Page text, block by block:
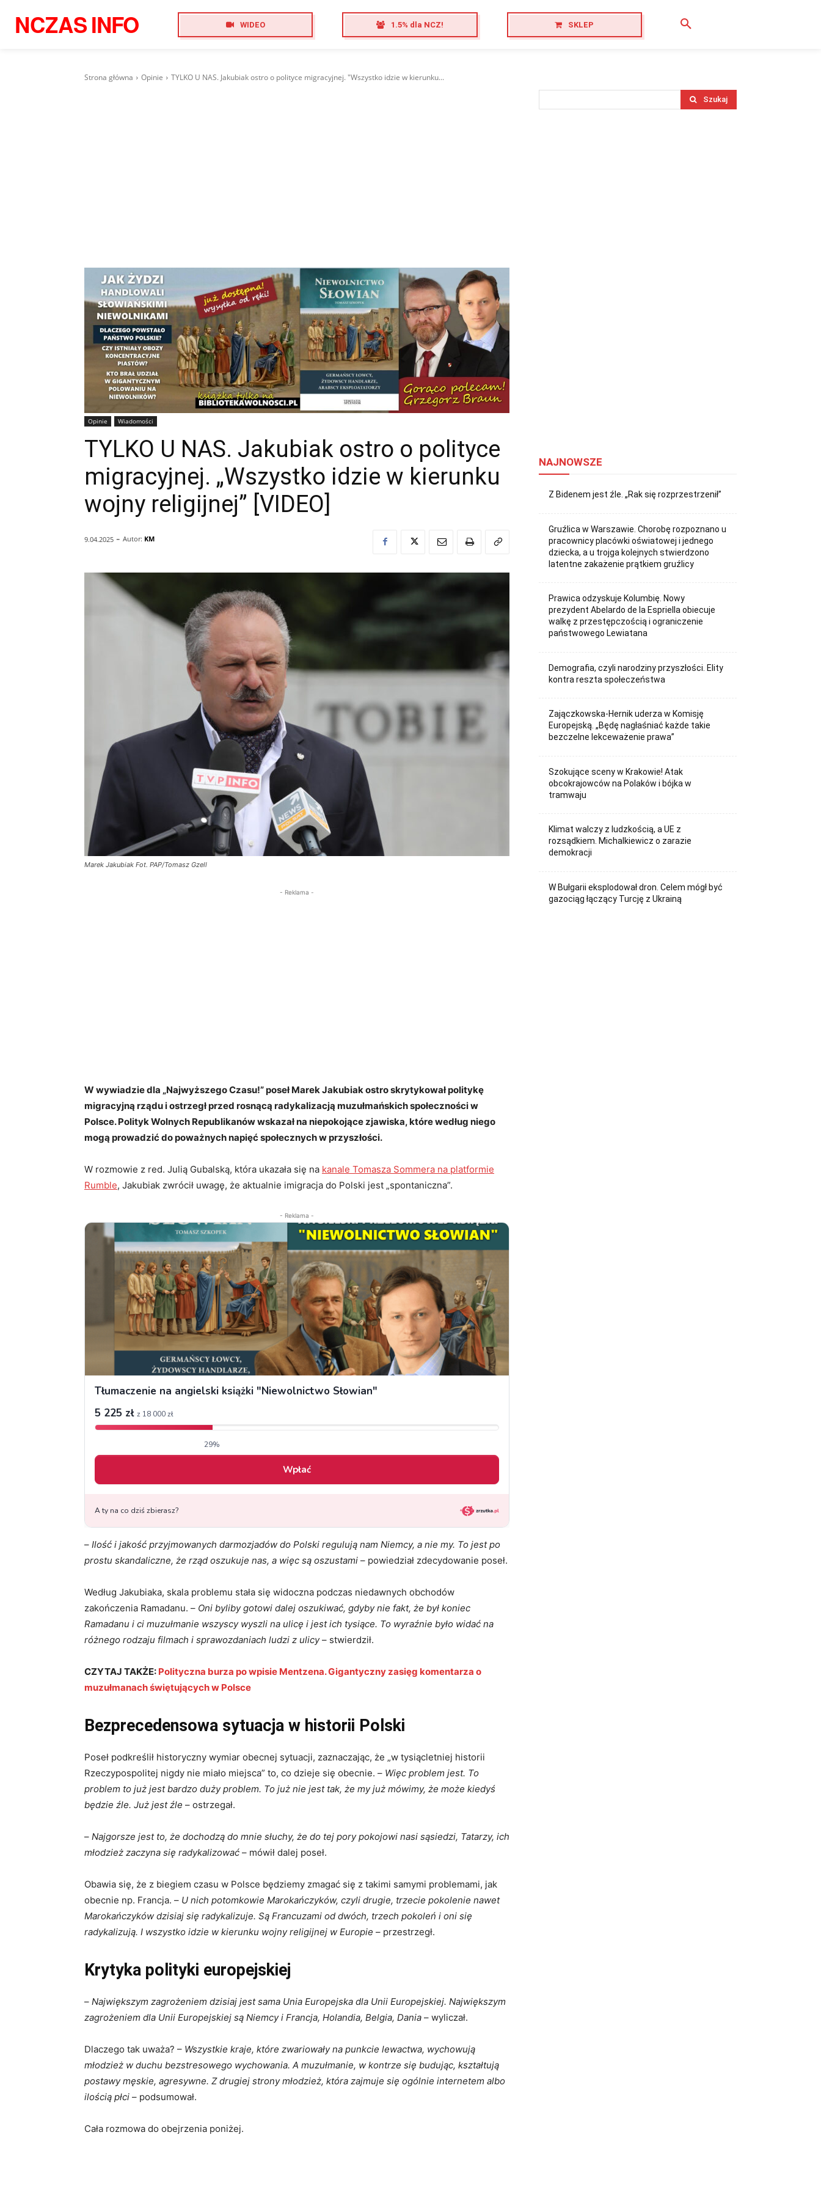
NCZASINFO WIDEO 1.5% dla NCZ! SKLEP
Strona główna Opinie TYLKO U NAS. Jakubiak ostro o polityce migracyjnej. "Wszystko idzie w kierunku...
Opinie Wiadomości
TYLKO U NAS. Jakubiak ostro o polityce
migracyjnej. „Wszystko idzie w kierunku
wojny religijnej” [VIDEO]
9.04.2025 - Autor: KM
Marek Jakubiak Fot. PAP/Tomasz Gzell
- Reklama -
W wywiadzie dla „Najwyższego Czasu!” poseł Marek Jakubiak ostro skrytykował politykę
migracyjną rządu i ostrzegł przed rosnącą radykalizacją muzułmańskich społeczności w
Polsce. Polityk Wolnych Republikanów wskazał na niepokojące zjawiska, które według niego
mogą prowadzić do poważnych napięć społecznych w przyszłości.
W rozmowie z red. Julią Gubalską, która ukazała się na kanale Tomasza Sommera na platformie
Rumble, Jakubiak zwrócił uwagę, że aktualnie imigracja do Polski jest „spontaniczna”.
- Reklama -
– Ilość i jakość przyjmowanych darmozjadów do Polski regulują nam Niemcy, a nie my. To jest po
prostu skandaliczne, że rząd oszukuje nas, a więc są oszustami – powiedział zdecydowanie poseł.
Według Jakubiaka, skala problemu stała się widoczna podczas niedawnych obchodów
zakończenia Ramadanu. – Oni byliby gotowi dalej oszukiwać, gdyby nie fakt, że był koniec
Ramadanu i ci muzułmanie wszyscy wyszli na ulicę i jest ich tysiące. To wyraźnie było widać na
różnego rodzaju filmach i sprawozdaniach ludzi z ulicy– stwierdził.
CZYTAJ TAKŻE: Polityczna burza po wpisie Mentzena. Gigantyczny zasięg komentarza o
muzułmanach świętujących w Polsce
Bezprecedensowa sytuacja w historii Polski
Poseł podkreślił historyczny wymiar obecnej sytuacji, zaznaczając, że „w tysiącletniej historii
Rzeczypospolitej nigdy nie miało miejsca” to, co dzieje się obecnie. – Więc problem jest. To
problem to już jest bardzo duży problem. To już nie jest tak, że my już mówimy, że może kiedyś
będzie źle. Już jest źle – ostrzegał.
– Najgorsze jest to, że dochodzą do mnie słuchy, że do tej pory pokojowi nasi sąsiedzi, Tatarzy, ich
młodzież zaczyna się radykalizować – mówił dalej poseł.
Obawia się, że z biegiem czasu w Polsce będziemy zmagać się z takimi samymi problemami, jak
obecnie np. Francja. – U nich potomkowie Marokańczyków, czyli drugie, trzecie pokolenie nawet
Marokańczyków dzisiaj się radykalizuje. Są Francuzami od dwóch, trzech pokoleń i oni się
radykalizują. I wszystko idzie w kierunku wojny religijnej w Europie – przestrzegł.
Krytyka polityki europejskiej
– Największym zagrożeniem dzisiaj jest sama Unia Europejska dla Unii Europejskiej. Największym
zagrożeniem dla Unii Europejskiej są Niemcy i Francja, Holandia, Belgia, Dania – wyliczał.
Dlaczego tak uważa? – Wszystkie kraje, które zwariowały na punkcie lewactwa, wychowują
młodzież w duchu bezstresowego wychowania. A muzułmanie, w kontrze się budując, kształtują
postawy męskie, agresywne. Z drugiej strony młodzież, która zajmuje się ogólnie internetem albo
ilością płci – podsumował.
Cała rozmowa do obejrzenia poniżej.
Szukaj
NAJNOWSZE
Z Bidenem jest źle. „Rak się rozprzestrzenił”
Gruźlica w Warszawie. Chorobę rozpoznano u
pracownicy placówki oświatowej i jednego
dziecka, a u trojga kolejnych stwierdzono
latentne zakażenie prątkiem gruźlicy
Prawica odzyskuje Kolumbię. Nowy
prezydent Abelardo de la Espriella obiecuje
walkę z przestępczością i ograniczenie
państwowego Lewiatana
Demografia, czyli narodziny przyszłości. Elity
kontra reszta społeczeństwa
Zajączkowska-Hernik uderza w Komisję
Europejską. „Będę nagłaśniać każde takie
bezczelne lekceważenie prawa”
Szokujące sceny w Krakowie! Atak
obcokrajowców na Polaków i bójka w
tramwaju
Klimat walczy z ludzkością, a UE z
rozsądkiem. Michalkiewicz o zarazie
demokracji
W Bułgarii eksplodował dron. Celem mógł być
gazociąg łączący Turcję z Ukrainą